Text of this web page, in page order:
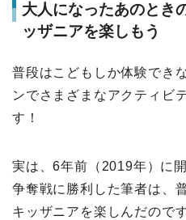
大人になったあのとき
ッザニアを楽しもう
普段はこどもしか体験でき
ンでさまざまなアクティビ
す！
実は、6年前（2019年）に
争奪戦に勝利した筆者は、
キッザニアを楽しんだので